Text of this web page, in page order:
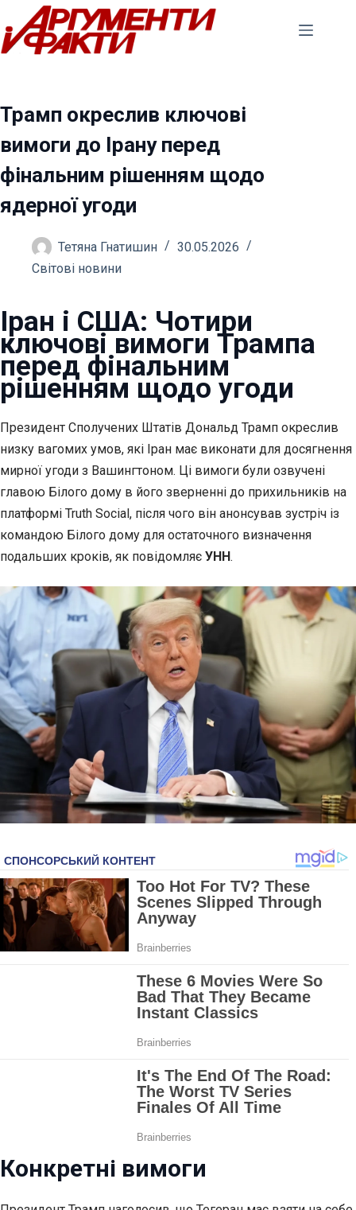
Перейти
до
вмісту
Трамп окреслив ключові
вимоги до Ірану перед
фінальним рішенням щодо
ядерної угоди
Тетяна Гнатишин
30.05.2026
Світові новини
Іран і США: Чотири
ключові вимоги Трампа
перед фінальним
рішенням щодо угоди
Президент Сполучених Штатів Дональд Трамп окреслив
низку вагомих умов, які Іран має виконати для досягнення
мирної угоди з Вашингтоном. Ці вимоги були озвучені
главою Білого дому в його зверненні до прихильників на
платформі Truth Social, після чого він анонсував зустріч із
командою Білого дому для остаточного визначення
подальших кроків, як повідомляє УНН.
Конкретні вимоги